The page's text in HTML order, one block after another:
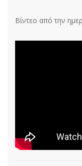
Βίντεο από την